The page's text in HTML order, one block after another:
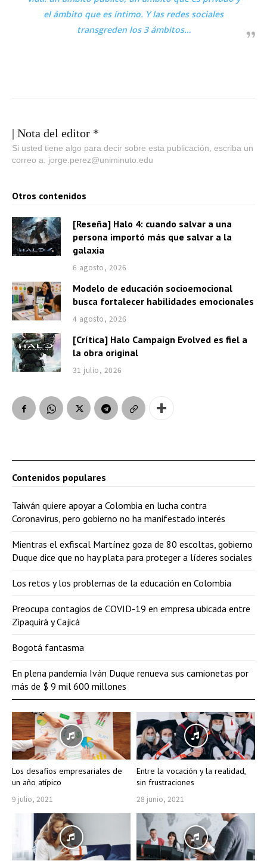
el ámbito que es íntimo. Y las redes sociales
transgreden los 3 ámbitos…
| Nota del editor *
Si usted tiene algo para decir sobre esta publicación, escriba un
correo a: jorge.perez@uniminuto.edu
Otros contenidos
[Reseña] Halo 4: cuando salvar a una
persona importó más que salvar a la
galaxia
6 agosto, 2026
Modelo de educación socioemocional
busca fortalecer habilidades emocionales
4 agosto, 2026
[Crítica] Halo Campaign Evolved es fiel a
la obra original
31 julio, 2026
Los desafíos empresariales de
un año atípico
9 julio, 2021
Entre la vocación y la realidad,
sin frustraciones
28 junio, 2021
Contenidos populares
Taiwán quiere apoyar a Colombia en lucha contra
Coronavirus, pero gobierno no ha manifestado interés
Mientras el exfiscal Martínez goza de 80 escoltas, gobierno
Duque dice que no hay plata para proteger a líderes sociales
Los retos y los problemas de la educación en Colombia
Preocupa contagios de COVID-19 en empresa ubicada entre
Zipaquirá y Cajicá
Bogotá fantasma
En plena pandemia Iván Duque renueva sus camionetas por
más de $ 9 mil 600 millones